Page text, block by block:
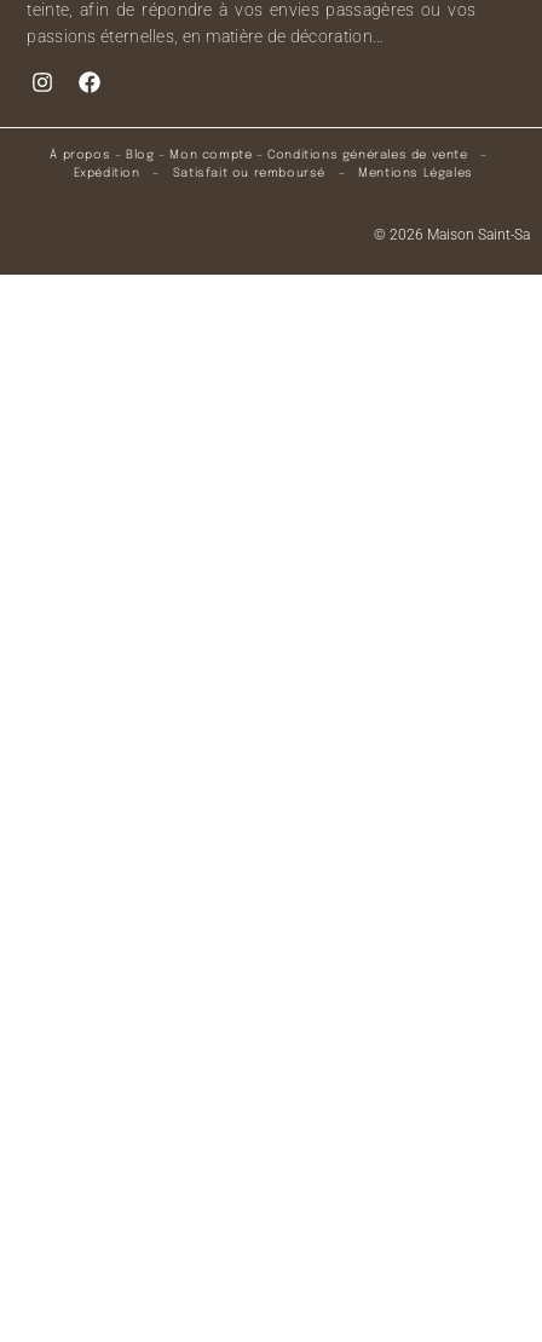
teinte, afin de répondre à vos envies passagères ou vos
passions éternelles, en matière de décoration…
À propos – Blog – Mon compte –Conditions générales de vente –
Expédition – Satisfait ou remboursé – Mentions Légales
© 2026 Maison Saint-Sa